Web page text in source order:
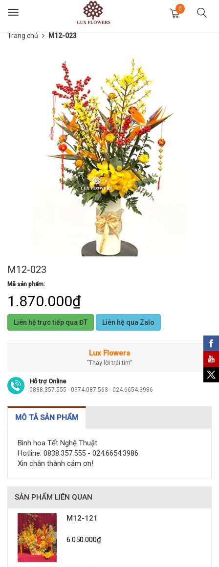
Toggle
0
Trang chủ M12-023
M12-023
Mã sản phẩm:
1.870.000₫
Liên hệ trực tiếp qua ĐT Liên hệ qua Zalo
Lux Flowers
"Thay lời trái tim"
Hỗ trợ Online
0838.357.555 - 0974.087.563 - 024.6654.3986
MÔ TẢ SẢN PHẨM
Bình hoa Tết Nghệ Thuật
Hotline: 0838.357.555 - 024.6654.3986
Xin chân thành cảm ơn!
SẢN PHẨM LIÊN QUAN
M12-121
6.050.000₫